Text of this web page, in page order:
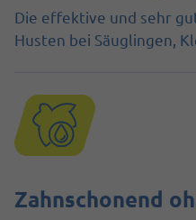
Die effektive und sehr
Husten bei Säuglingen,
Zahnschonend